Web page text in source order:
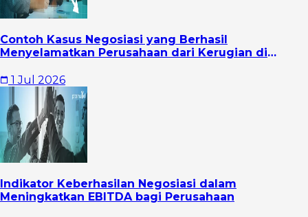
Contoh Kasus Negosiasi yang Berhasil
Menyelamatkan Perusahaan dari Kerugian di
1 Jul 2026
Indikator Keberhasilan Negosiasi dalam
Meningkatkan EBITDA bagi Perusahaan